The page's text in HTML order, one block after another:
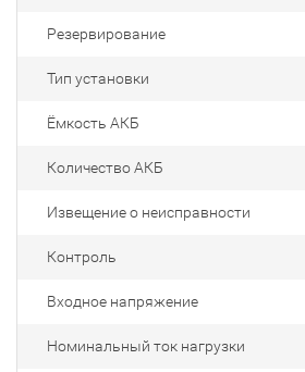
Резервирование
Тип установки
Ёмкость АКБ
Количество АКБ
Извещение о неисправности
Контроль
Входное напряжение
Номинальный ток нагрузки